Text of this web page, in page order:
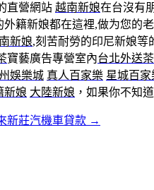
直營網站 越南新娘在台沒有
籍新娘都在這裡,做为您的
新娘,刻苦耐勞的印尼新娘等
寶藝廣告專營室內台北外送茶
娛樂城 真人百家樂 星城百家
新娘 大陸新娘 ，如果你不知
新莊汽機車貸款 →